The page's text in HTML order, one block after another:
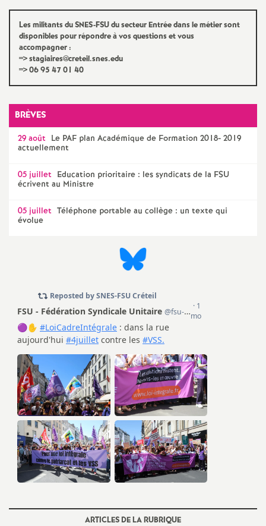
e
e
c
o
n
d
g
r
é
O
r
l
é
a
Les militants duSNES-FSUdu secteur Entrée dans le métier sont
disponibles pour répondre à vos questions et vous
accompagner :
=> stagiaires@creteil.snes.edu
=> 06 95 47 01 40
BRÈVES
29 août Le PAF plan Académique de Formation 2018- 2019
actuellement
05 juillet Education prioritaire : les syndicats de la FSU
écrivent au Ministre
05 juillet Téléphone portable au collège : un texte qui
évolue
ARTICLES DE LA RUBRIQUE